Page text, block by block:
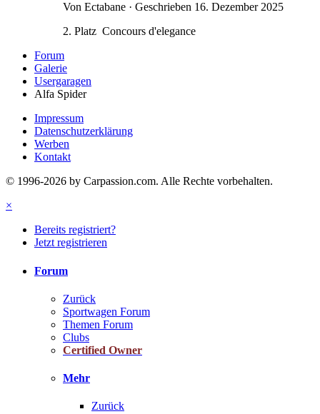
Von Ectabane · Geschrieben 16. Dezember 2025
2. Platz Concours d'elegance
Forum
Galerie
Usergaragen
Alfa Spider
Impressum
Datenschutzerklärung
Werben
Kontakt
© 1996-2026 by Carpassion.com. Alle Rechte vorbehalten.
×
Bereits registriert?
Jetzt registrieren
Forum
Zurück
Sportwagen Forum
Themen Forum
Clubs
Certified Owner
Mehr
Zurück